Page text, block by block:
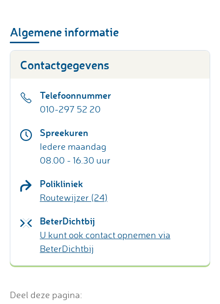
Algemene informatie
Contactgegevens
Telefoonnummer
010-297 52 20
Spreekuren
Iedere maandag
08.00 - 16.30 uur
Polikliniek
Routewijzer (24)
BeterDichtbij
U kunt ook contact opnemen via
BeterDichtbij
Deel deze pagina: